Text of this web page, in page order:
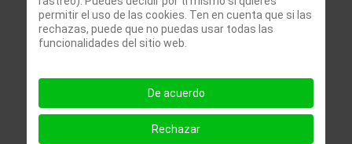
La otra enseñanza de la
aprender de los errores y
volver a intentarlo.
permitir el uso de las cookies. Ten en cuenta que si las
rechazas, puede que no puedas usar todas las
funcionalidades del sitio web.
De acuerdo
Rechazar